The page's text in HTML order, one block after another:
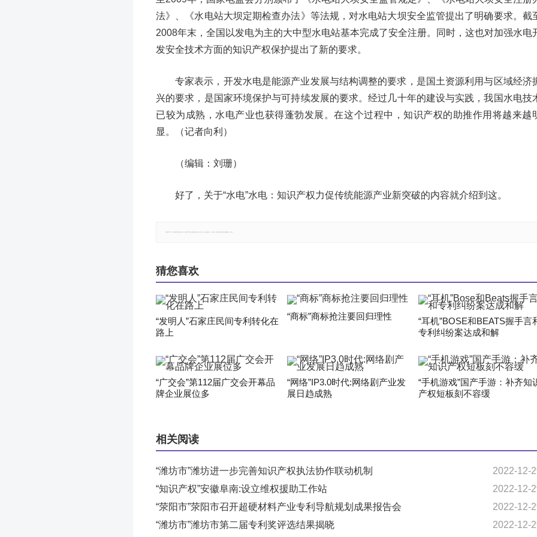
法》、《水电站大坝定期检查办法》等法规，对水电站大坝安全监管提出了明确要求。截
2008年末，全国以发电为主的大中型水电站基本完成了安全注册。同时，这也对加强水电
发安全技术方面的知识产权保护提出了新的要求。
专家表示，开发水电是能源产业发展与结构调整的要求，是国土资源利用与区域经济
兴的要求，是国家环境保护与可持续发展的要求。经过几十年的建设与实践，我国水电技
已较为成熟，水电产业也获得蓬勃发展。在这个过程中，知识产权的助推作用将越来越
显。（记者向利）
（编辑：刘珊）
好了，关于“水电”水电：知识产权力促传统能源产业新突破的内容就介绍到这。
猜您喜欢
“发明人”石家庄民间专利转化在
路上
“商标”商标抢注要回归理性
“耳机”BOSE和BEATS握手言
专利纠纷案达成和解
“广交会”第112届广交会开幕品
牌企业展位多
“网络”IP3.0时代:网络剧产业发
展日趋成熟
“手机游戏”国产手游：补齐知
产权短板刻不容缓
相关阅读
“潍坊市”潍坊进一步完善知识产权执法协作联动机制
2022-12-
“知识产权”安徽阜南:设立维权援助工作站
2022-12-
“荥阳市”荥阳市召开超硬材料产业专利导航规划成果报告会
2022-12-
“潍坊市”潍坊市第二届专利奖评选结果揭晓
2022-12-